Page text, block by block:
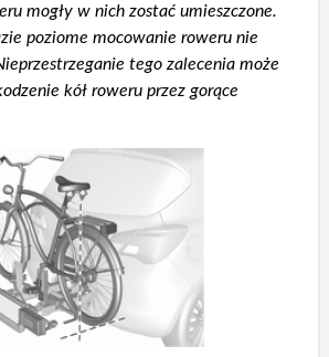
mogły w nich zostać umieszczone.
poziome mocowanie roweru nie
tego zalecenia może
kół roweru przez gorące